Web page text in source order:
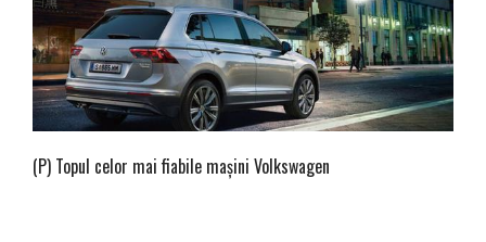
(P) Topul celor mai fiabile maşini Volkswagen